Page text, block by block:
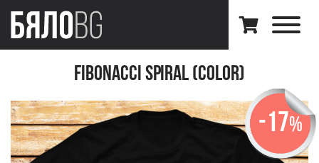
Fibonacci Spiral (Color)
-17%